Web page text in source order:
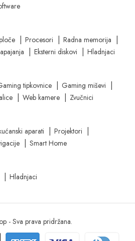
Procesori
Radna memorija
Eksterni diskovi
Hladnjaci
tipkovnice
Gaming miševi
Web kamere
Zvučnici
aparati
Projektori
Smart Home
Hladnjaci
- Sva prava pridržana.